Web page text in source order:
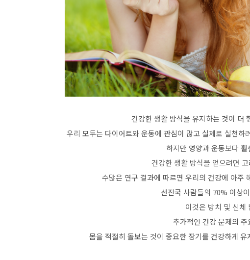
건강한 생활 방식을 유지하는 것이 더
우리 모두는 다이어트와 운동에 관심이 많고 실제로 실천
하지만 영양과 운동보다
건강한 생활 방식을 얻으려면
수많은 연구 결과에 따르면 우리의 건강에 아주
선진국 사람들의 70% 이상
이것은 방치 및 신체
추가적인 건강 문제의
몸을 적절히 돌보는 것이 중요한 장기를 건강하게